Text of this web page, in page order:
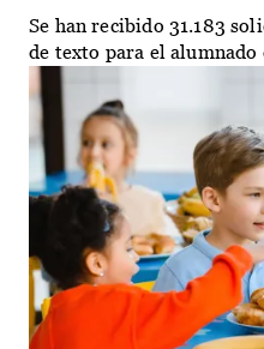
Se han recibido 31.183
de texto para el